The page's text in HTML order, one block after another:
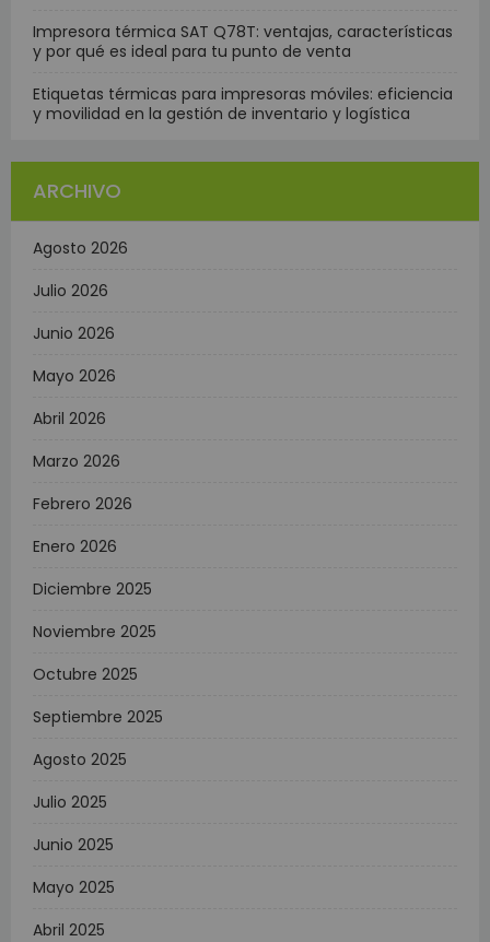
Impresora térmica SAT Q78T: ventajas, características
y por qué es ideal para tu punto de venta
Etiquetas térmicas para impresoras móviles: eficiencia
y movilidad en la gestión de inventario y logística
ARCHIVO
Agosto 2026
Julio 2026
Junio 2026
Mayo 2026
Abril 2026
Marzo 2026
Febrero 2026
Enero 2026
Diciembre 2025
Noviembre 2025
Octubre 2025
Septiembre 2025
Agosto 2025
Julio 2025
Junio 2025
Mayo 2025
Abril 2025